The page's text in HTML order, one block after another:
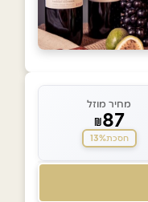
מחיר מוזל
₪87
חסכת13%